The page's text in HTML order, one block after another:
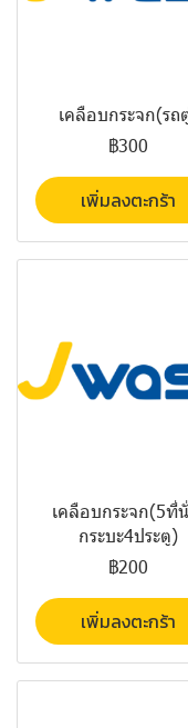
เคลือบกระจก(รถ
฿300
เพิ่มลงตะกร้า
เคลือบกระจก(5ที่
กระบะ4ประตู)
฿200
เพิ่มลงตะกร้า